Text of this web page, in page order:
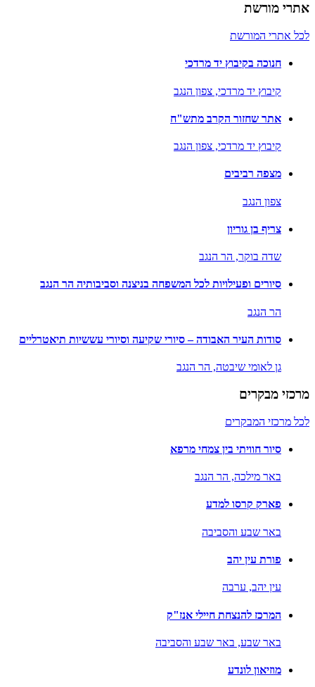
אתרי מורשת
לכל אתרי המורשת
חנוכה בקיבוץ יד מרדכי
קיבוץ יד מרדכי, צפון הנגב
אתר שחזור הקרב מתש"ח
קיבוץ יד מרדכי, צפון הנגב
מצפה רביבים
צפון הנגב
צריף בן גוריון
שדה בוקר, הר הנגב
סיורים ופעילויות לכל המשפחה בניצנה וסביבותיה הר הנגב
הר הנגב
סודות העיר האבודה – סיורי שקיעה וסיורי עששיות תיאטרליים
גן לאומי שיבטה, הר הנגב
מרכזי מבקרים
לכל מרכזי המבקרים
סיור חוויתי בין צמחי מרפא
באר מילכה, הר הנגב
פארק קרסו למדע
באר שבע והסביבה
פורת עין יהב
עין יהב, ערבה
המרכז להנצחת חיילי אנז"ק
באר שבע, באר שבע והסביבה
מוזיאון לונדע